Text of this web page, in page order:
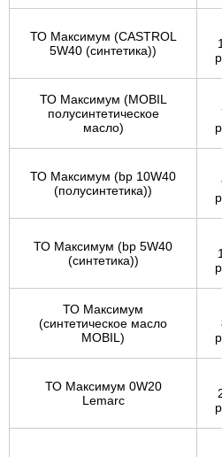
ТО Максимум (CASTROL
5W40 (синтетика))
ТО Максимум (MOBIL
полуcинтетическое
масло)
ТО Максимум (bp 10W40
(полусинтетика))
ТО Максимум (bp 5W40
(синтетика))
ТО Максимум
(cинтетическое масло
MOBIL)
ТО Максимум 0W20
Lemarc